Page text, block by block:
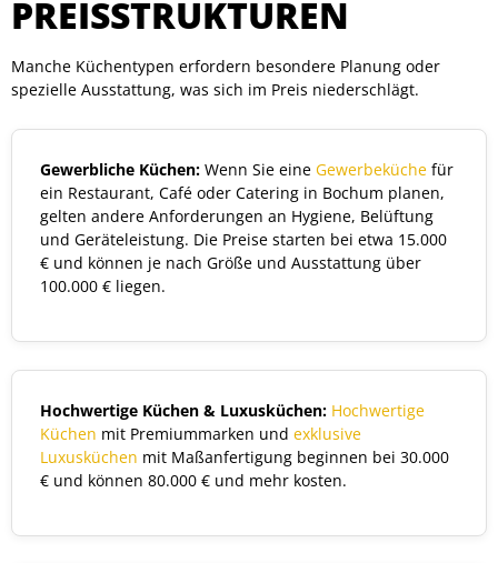
PREISSTRUKTUREN
Manche Küchentypen erfordern besondere Planung oder
spezielle Ausstattung, was sich im Preis niederschlägt.
Gewerbliche Küchen: Wenn Sie eine Gewerbeküche für
ein Restaurant, Café oder Catering in Bochum planen,
gelten andere Anforderungen an Hygiene, Belüftung
und Geräteleistung. Die Preise starten bei etwa 15.000
€ und können je nach Größe und Ausstattung über
100.000 € liegen.
Hochwertige Küchen & Luxusküchen: Hochwertige
Küchen mit Premiummarken und exklusive
Luxusküchen mit Maßanfertigung beginnen bei 30.000
€ und können 80.000 € und mehr kosten.